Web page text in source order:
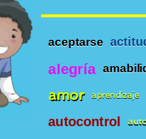
aceptarse
alegría
amor aprendizaje
autocontrol